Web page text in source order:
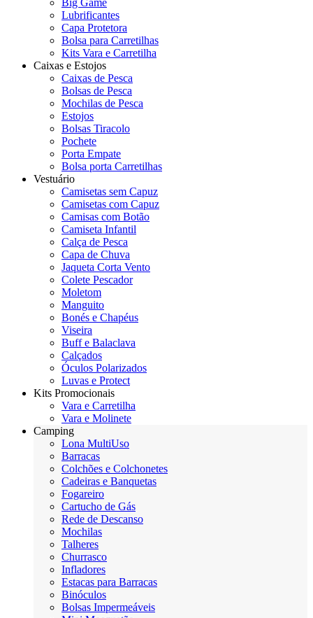
Big Game
Lubrificantes
Capa Protetora
Bolsa para Carretilhas
Kits Vara e Carretilha
Caixas e Estojos
Caixas de Pesca
Bolsas de Pesca
Mochilas de Pesca
Estojos
Bolsas Tiracolo
Pochete
Porta Empate
Bolsa porta Carretilhas
Vestuário
Camisetas sem Capuz
Camisetas com Capuz
Camisas com Botão
Camiseta Infantil
Calça de Pesca
Capa de Chuva
Jaqueta Corta Vento
Colete Pescador
Moletom
Manguito
Bonés e Chapéus
Viseira
Buff e Balaclava
Calçados
Óculos Polarizados
Luvas e Protect
Kits Promocionais
Vara e Carretilha
Vara e Molinete
Camping
Lona MultiUso
Barracas
Colchões e Colchonetes
Cadeiras e Banquetas
Fogareiro
Cartucho de Gás
Rede de Descanso
Mochilas
Talheres
Churrasco
Infladores
Estacas para Barracas
Binóculos
Bolsas Impermeáveis